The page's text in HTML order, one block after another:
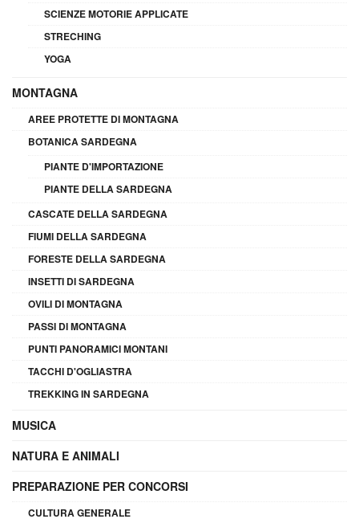
SCIENZE MOTORIE APPLICATE
STRECHING
YOGA
MONTAGNA
AREE PROTETTE DI MONTAGNA
BOTANICA SARDEGNA
PIANTE D'IMPORTAZIONE
PIANTE DELLA SARDEGNA
CASCATE DELLA SARDEGNA
FIUMI DELLA SARDEGNA
FORESTE DELLA SARDEGNA
INSETTI DI SARDEGNA
OVILI DI MONTAGNA
PASSI DI MONTAGNA
PUNTI PANORAMICI MONTANI
TACCHI D'OGLIASTRA
TREKKING IN SARDEGNA
MUSICA
NATURA E ANIMALI
PREPARAZIONE PER CONCORSI
CULTURA GENERALE